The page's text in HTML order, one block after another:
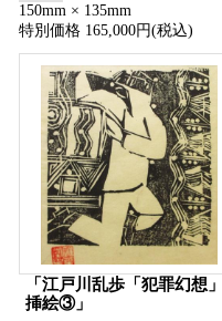
150mm × 135mm
特別価格 165,000円(税込)
「江戸川乱歩「犯罪幻想」
挿絵③」